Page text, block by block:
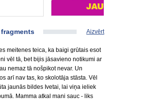
fragments Aizvērt
meitenes teica, ka baigi grūtais esot
vēl tā, bet bijis jāsavieno notikumi ar
nemaz tā nošpikot nevar. Un
arī nav tas, ko skolotāja stāsta. Vēl
jaunās bildes Ivetai, lai viņa ieliek
Mamma atkal mani sauc - liks